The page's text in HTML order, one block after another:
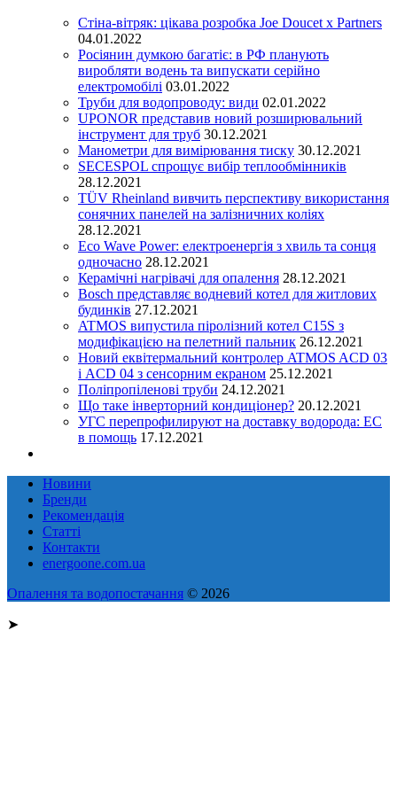
Стіна-вітряк: цікава розробка Joe Doucet x Partners
04.01.2022
Росіянин думкою багатіє: в РФ планують
виробляти водень та випускати серійно
електромобілі 03.01.2022
Труби для водопроводу: види 02.01.2022
UPONOR представив новий розширювальний
інструмент для труб 30.12.2021
Манометри для вимірювання тиску 30.12.2021
SECESPOL спрощує вибір теплообмінників
28.12.2021
TÜV Rheinland вивчить перспективу використання
сонячних панелей на залізничних коліях
28.12.2021
Eco Wave Power: електроенергія з хвиль та сонця
одночасно 28.12.2021
Керамічні нагрівачі для опалення 28.12.2021
Bosch представляє водневий котел для житлових
будинків 27.12.2021
ATMOS випустила піролізний котел C15S з
модифікацією на пелетний пальник 26.12.2021
Новий еквітермальний контролер ATMOS ACD 03
і ACD 04 з сенсорним екраном 25.12.2021
Поліпропіленові труби 24.12.2021
Що таке інверторний кондиціонер? 20.12.2021
УГС перепрофилируют на доставку водорода: EC
в помощь 17.12.2021
Новини
Бренди
Рекомендація
Статті
Контакти
energoone.com.ua
Опалення та водопостачання © 2026
➤